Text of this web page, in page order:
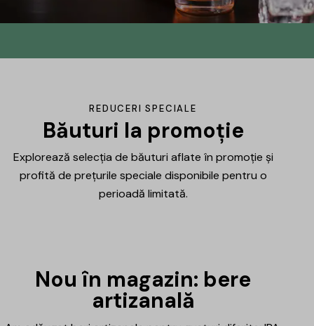
DrinksHub
mulțumire ți-am pregătit un mic cadou.
Află mai multe
REDUCERI SPECIALE
Băuturi la promoție
Explorează selecția de băuturi aflate în promoție și
profită de prețurile speciale disponibile pentru o
perioadă limitată.
Nou în magazin: bere
artizanală